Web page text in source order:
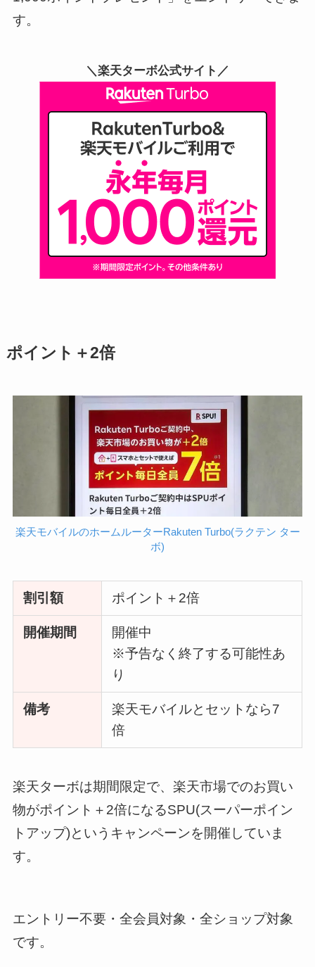
す。
＼楽天ターボ公式サイト／
ポイント＋2倍
楽天モバイルのホームルーターRakuten Turbo(ラクテン ター
ボ)
割引額 ポイント＋2倍
開催期間
開催中
※予告なく終了する可能性あ
り
備考
楽天モバイルとセットなら7
倍
楽天ターボは期間限定で、楽天市場でのお買い
物がポイント＋2倍になるSPU(スーパーポイン
トアップ)というキャンペーンを開催していま
す。
エントリー不要・全会員対象・全ショップ対象
です。